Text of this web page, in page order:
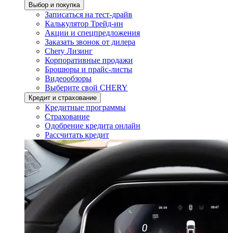
Выбор и покупка
Записаться на тест-драйв
Калькулятор Трейд-ин
Акции и спецпредложения
Заказать звонок от дилера
Chery Лизинг
Корпоративные продажи
Брошюры и прайс-листы
Видеообзоры
Выберите свой CHERY
Кредит и страхование
Кредитные программы
Страхование
Одобрение кредита онлайн
Рассчитать кредит